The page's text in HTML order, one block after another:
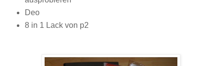
Deo
8 in 1 Lack von p2